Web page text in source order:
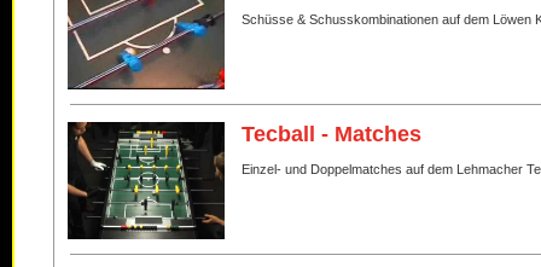
Schüsse & Schusskombinationen auf dem Löwen
Tecball - Matches
Einzel- und Doppelmatches auf dem Lehmacher